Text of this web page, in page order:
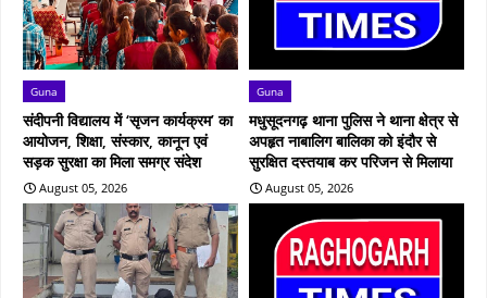
Guna
संदीपनी विद्यालय में ‘सृजन कार्यक्रम’ का
आयोजन, शिक्षा, संस्कार, कानून एवं
सड़क सुरक्षा का मिला समग्र संदेश
August 05, 2026
Guna
मधुसूदनगढ़ थाना पुलिस ने थाना क्षेत्र से
अपहृत नाबालिग बालिका को इंदौर से
सुरक्षित दस्तयाब कर परिजन से मिलाया
August 05, 2026